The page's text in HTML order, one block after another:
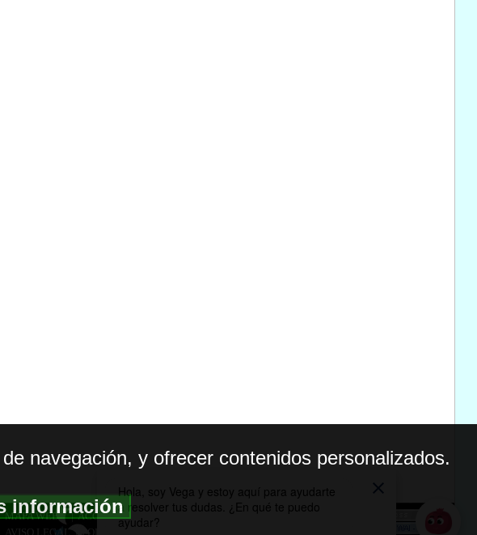
MAPA WEB|ACCESIBILIDAD
AVISO LEGAL| POLITICA DE PRIVACIDAD
navegación, y ofrecer contenidos personalizados.
información